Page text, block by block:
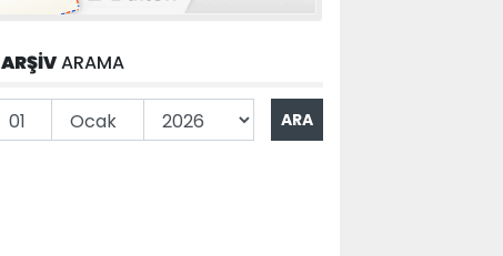
ARŞİVARAMA